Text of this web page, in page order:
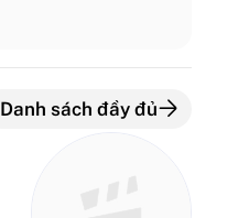
Danh sách đầy đủ